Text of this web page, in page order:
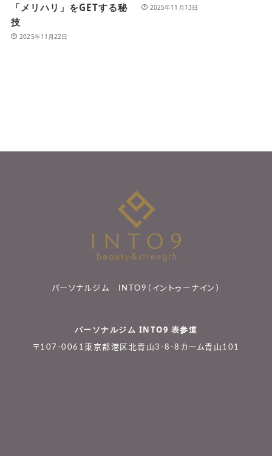
「メリハリ」をGETする秘
技
2025年11月22日
2025年11月13日
パーソナルジム INTO9（イントゥーナイン）
パーソナルジム INTO9 表参道
〒107-0061東京都港区北青山3-8-8カーム青山101